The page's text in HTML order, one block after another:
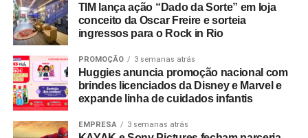
O que o BMREG faz é propor umaadequação dos 9
quadrantes do Canvasoriginal às novas necessidades
de negócio dos tempos atuais.
Vamos entender como isso funciona na prática: quando o
Canvas se refere ao quadrante deSegmento de
Clientes, ele propõe uma investigação criativa das dores
TIM lança ação “Dado da Sorte” em loja
conceito da Oscar Freire e sorteia
ingressos para o Rock in Rio
PROMOÇÃO 3 semanas atrás
Huggies anuncia promoção nacional com
brindes licenciados da Disney e Marvel e
expande linha de cuidados infantis
EMPRESA 3 semanas atrás